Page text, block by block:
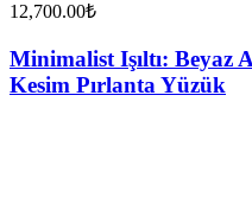
12,700.00₺
Minimalist Işıltı: Beyaz
Kesim Pırlanta Yüzük